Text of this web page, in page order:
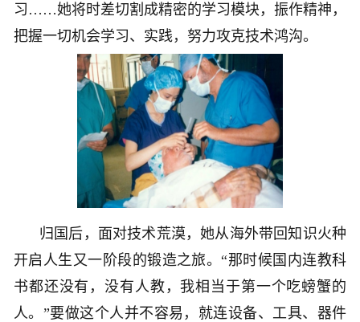
习……她将时差切割成精密的学习模块，振作精神，
把握一切机会学习、实践，努力攻克技术鸿沟。
归国后，面对技术荒漠，她从海外带回知识火种
开启人生又一阶段的锻造之旅。“那时候国内连教科
书都还没有，没有人教，我相当于第一个吃螃蟹的
人。”要做这个人并不容易，就连设备、工具、器件